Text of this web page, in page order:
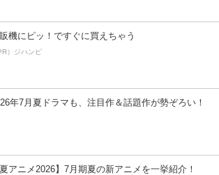
機にピッ！ですぐに買えちゃう
）ジハンピ
年7月夏ドラマも、注目作＆話題作が勢ぞろい！
夏アニメ2026】7月期夏の新アニメを一挙紹介！